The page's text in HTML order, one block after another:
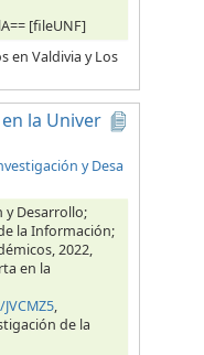
[fileUNF]
en Valdivia y Los
la Univer
y Desa
y Desarrollo;
la Información;
2022,
en la
,
de la